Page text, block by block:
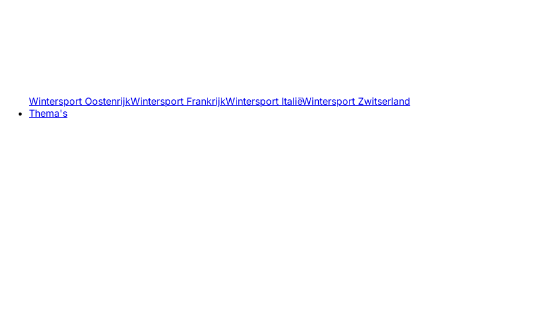
Wintersport OostenrijkWintersport FrankrijkWintersport ItaliëWintersport Zwitserland
Thema's